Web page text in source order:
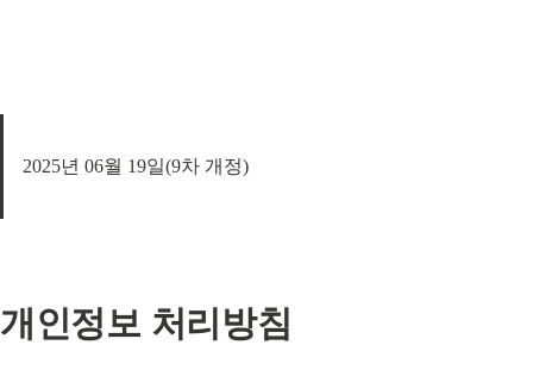
2025년 06월 19일(9차 개정)
개인정보 처리방침